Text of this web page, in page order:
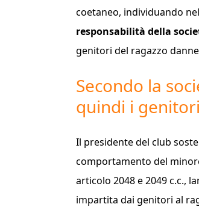
coetaneo, individuando
responsabilità della
genitori del ragazzo
Secondo la
quindi i
Il presidente del club
comportamento del
articolo 2048 e 2049 c.c.,
impartita dai genitori al